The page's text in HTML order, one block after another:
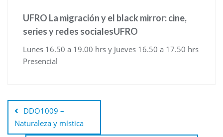
UFRO La migración y el black mirror: cine,
series y redes socialesUFRO
Lunes 16.50 a 19.00 hrs y Jueves 16.50 a 17.50 hrs
Presencial
de
entradas
DDO1009 –
Naturaleza y mística